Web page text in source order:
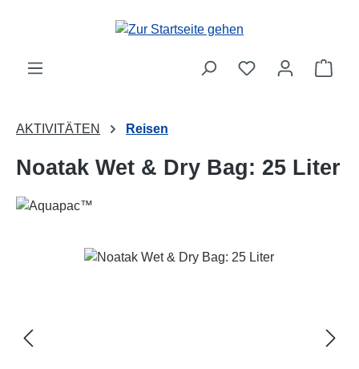
Zum Hauptinhalt springen
AKTIVITÄTEN Reisen
Noatak Wet & Dry Bag: 25 Liter
Bildergalerie überspringen